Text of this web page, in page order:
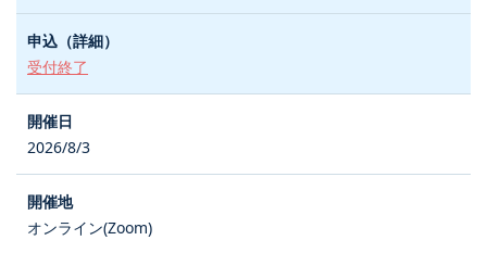
受付終了
2026/8/3
オンライン(Zoom)